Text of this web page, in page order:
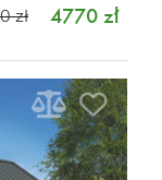
4770 zł
zł